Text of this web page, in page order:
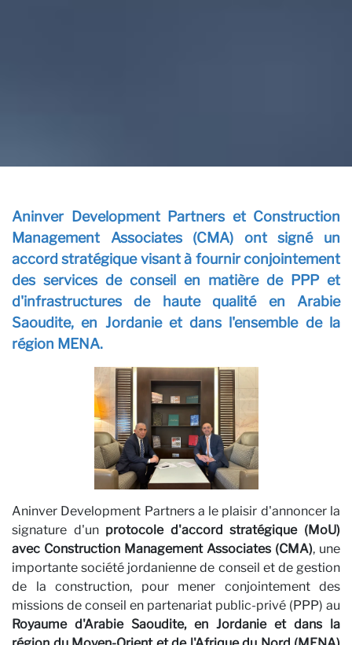
Aninver Development Partners et Construction
Management Associates (CMA) ont signé un
accord stratégique visant à fournir conjointement
des services de conseil en matière de PPP et
d'infrastructures de haute qualité en Arabie
Saoudite, en Jordanie et dans l'ensemble de la
région MENA.
Aninver Development Partners a le plaisir d'annoncer la
signature d'un protocole d'accord stratégique (MoU)
avec Construction Management Associates (CMA), une
importante société jordanienne de conseil et de gestion
de la construction, pour mener conjointement des
missions de conseil en partenariat public-privé (PPP) au
Royaume d'Arabie Saoudite, en Jordanieet dans la